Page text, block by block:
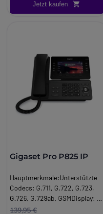
Jetzt kaufen
Gigaset Pro P825 IP
Hauptmerkmale:Unterstützte
Codecs: G.711, G.722, G.723,
G.726, G.729ab, GSMDisplay: 5"
HD, 480x272 Auflösung.
139,95 €